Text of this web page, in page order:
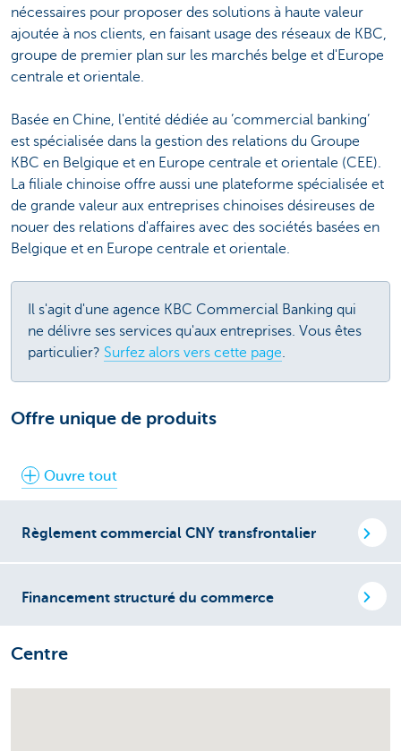
nécessaires pour proposer des solutions à haute valeur
ajoutée à nos clients, en faisant usage des réseaux de KBC,
groupe de premier plan sur les marchés belge et d'Europe
centrale et orientale.
Basée en Chine, l'entité dédiée au ’commercial banking’
est spécialisée dans la gestion des relations du Groupe
KBC en Belgique et en Europe centrale et orientale (CEE).
La filiale chinoise offre aussi une plateforme spécialisée et
de grande valeur aux entreprises chinoises désireuses de
nouer des relations d'affaires avec des sociétés basées en
Belgique et en Europe centrale et orientale.
Il s'agit d'une agence KBC Commercial Banking qui
ne délivre ses services qu'aux entreprises. Vous êtes
particulier? Surfez alors vers cette page.
Offre unique de produits
Ouvre tout
Règlement commercial CNY transfrontalier
Financement structuré du commerce
Centre